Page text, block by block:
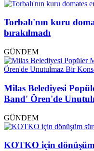
Torbalı'nın kuru
bırakılmadı
GÜNDEM
Milas Belediyesi
Band' Ören'de
GÜNDEM
KOTKO için dönüşüm